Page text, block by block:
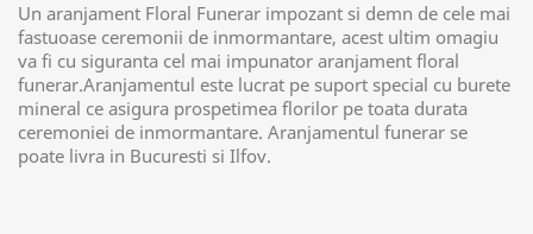
Un aranjament Floral Funerar impozant si demn de cele mai
fastuoase ceremonii de inmormantare, acest ultim omagiu
va fi cu siguranta cel mai impunator aranjament floral
funerar.Aranjamentul este lucrat pe suport special cu burete
mineral ce asigura prospetimea florilor pe toata durata
ceremoniei de inmormantare. Aranjamentul funerar se
poate livra in Bucuresti si Ilfov.